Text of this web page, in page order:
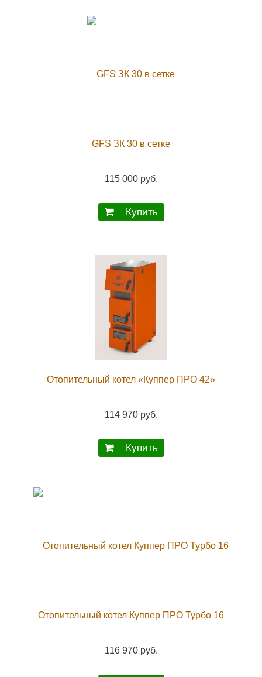
GFS ЗК 30 в сетке
115 000 руб.
Купить
Отопительный котел «Куппер ПРО 42»
114 970 руб.
Купить
Отопительный котел Куппер ПРО Турбо 16
116 970 руб.